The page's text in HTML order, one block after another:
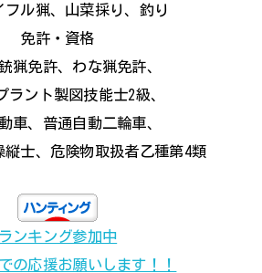
フル猟、山菜採り、釣り
免許・資格
猟免許、わな猟免許、
ラント製図技能士2級、
車、普通自動二輪車、
縦士、危険物取扱者乙種第4類
ランキング参加中
の応援お願いします！！